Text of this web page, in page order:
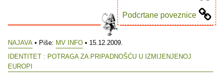
Podcrtane poveznice
NAJAVA • Piše: MV INFO • 15.12.2009.
IDENTITET : POTRAGA ZA PRIPADNOŠĆU U IZMIJENJENOJ
EUROPI